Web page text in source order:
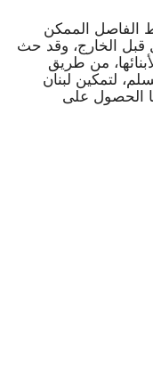
الفاصل الممكن
قبل الخارج، وقد حث
من طريق
لتمكين لبنان
الحصول على